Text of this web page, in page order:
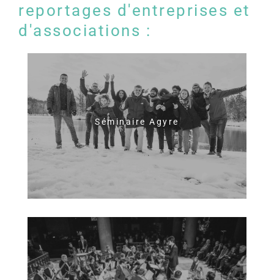
reportages d'entreprises et
d'associations :
Séminaire Agyre